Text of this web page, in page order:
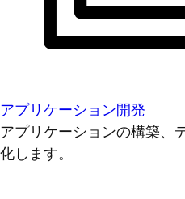
アプリケーション開発
アプリケーションの構築、
化します。